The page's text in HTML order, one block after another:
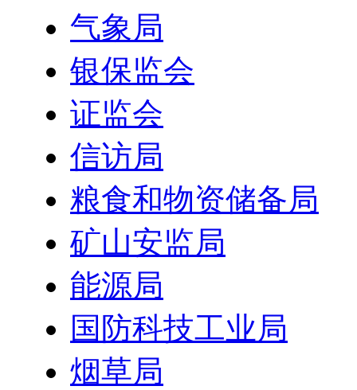
气象局
银保监会
证监会
信访局
粮食和物资储备局
矿山安监局
能源局
国防科技工业局
烟草局